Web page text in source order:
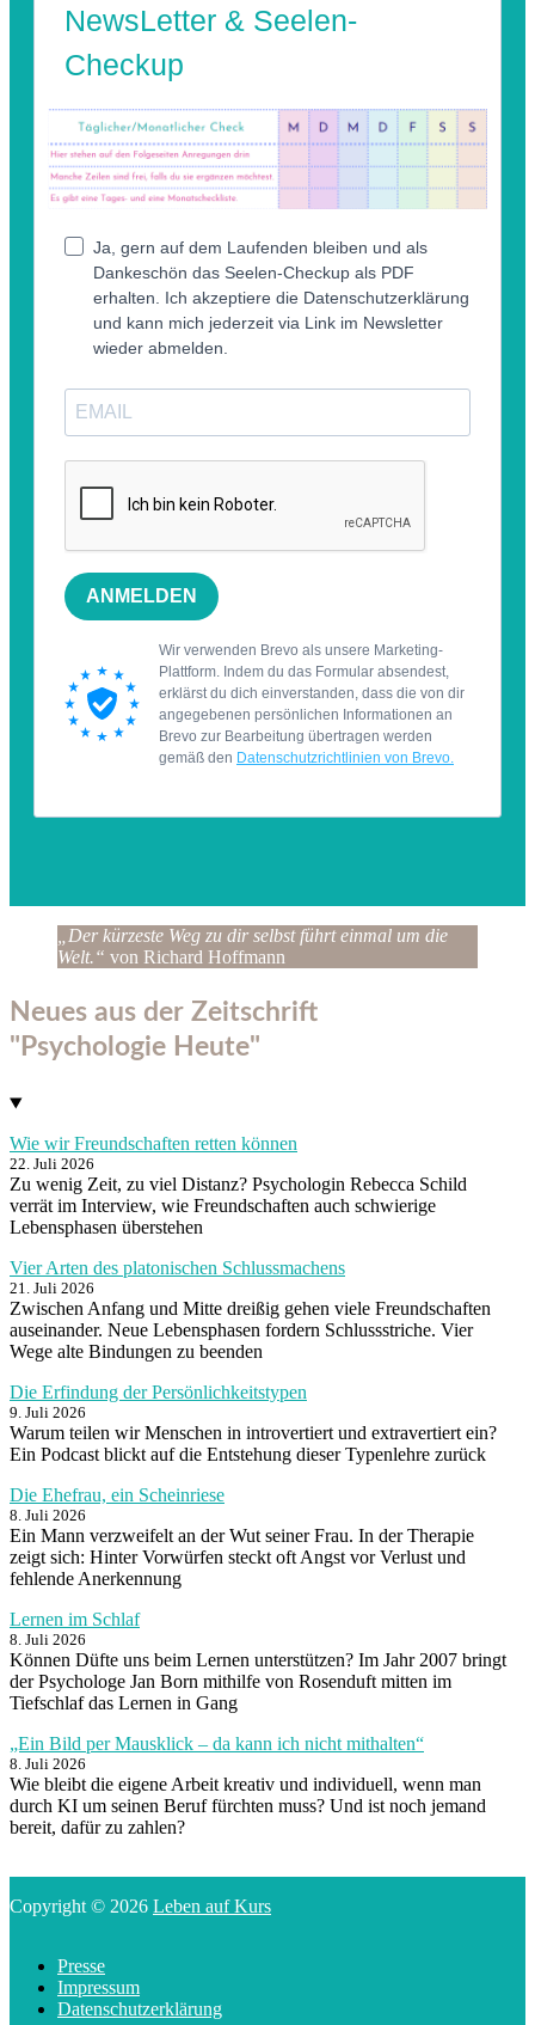
„Der kürzeste Weg zu dir selbst führt einmal um die
Welt.“ von Richard Hoffmann
Neues aus der Zeitschrift
"Psychologie Heute"
Wie wir Freundschaften retten können
22. Juli 2026
Zu wenig Zeit, zu viel Distanz? Psychologin Rebecca Schild
verrät im Interview, wie Freundschaften auch schwierige
Lebensphasen überstehen
Vier Arten des platonischen Schlussmachens
21. Juli 2026
Zwischen Anfang und Mitte dreißig gehen viele Freundschaften
auseinander. Neue Lebensphasen fordern Schlussstriche. Vier
Wege alte Bindungen zu beenden
Die Erfindung der Persönlichkeitstypen
9. Juli 2026
Warum teilen wir Menschen in introvertiert und extravertiert ein?
Ein Podcast blickt auf die Entstehung dieser Typenlehre zurück
Die Ehefrau, ein Scheinriese
8. Juli 2026
Ein Mann verzweifelt an der Wut seiner Frau. In der Therapie
zeigt sich: Hinter Vorwürfen steckt oft Angst vor Verlust und
fehlende Anerkennung
Lernen im Schlaf
8. Juli 2026
Können Düfte uns beim Lernen unterstützen? Im Jahr 2007 bringt
der Psychologe Jan Born mithilfe von Rosenduft mitten im
Tiefschlaf das Lernen in Gang
„Ein Bild per Mausklick – da kann ich nicht mithalten“
8. Juli 2026
Wie bleibt die eigene Arbeit kreativ und individuell, wenn man
durch KI um seinen Beruf fürchten muss? Und ist noch jemand
bereit, dafür zu zahlen?
Copyright © 2026 Leben auf Kurs
Presse
Impressum
Datenschutzerklärung